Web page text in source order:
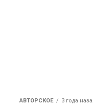
АВТОРСКОЕ 3 года